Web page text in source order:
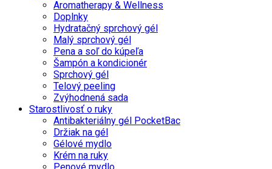
Aromatherapy & Wellness
Doplnky
Hydratačný sprchový gél
Malý sprchový gél
Pena a soľ do kúpeľa
Šampón a kondicionér
Sprchový gél
Telový peeling
Zvýhodnená sada
Starostlivosť o ruky
Antibakteriálny gél PocketBac
Držiak na gél
Gélové mydlo
Krém na ruky